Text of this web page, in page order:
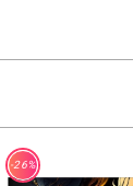
-26%